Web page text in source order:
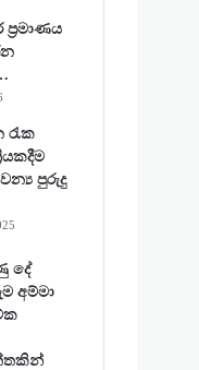
රැක
පුරුදු
දේ
අම්මා